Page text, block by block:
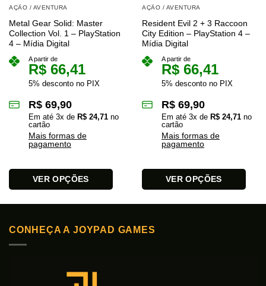
AÇÃO / AVENTURA
Metal Gear Solid: Master
Collection Vol. 1 – PlayStation
4 – Mídia Digital
A partir de
R$ 66,41
5% desconto no PIX
R$ 69,90
Em até 3x de R$ 24,71 no
cartão
Mais formas de
pagamento
VER OPÇÕES
várias
variantes.
AÇÃO / AVENTURA
Resident Evil 2 + 3 Raccoon
City Edition – PlayStation 4 –
Mídia Digital
A partir de
R$ 66,41
5% desconto no PIX
R$ 69,90
Em até 3x de R$ 24,71 no
cartão
Mais formas de
pagamento
VER OPÇÕES
várias
CONHEÇA A JOYPAD GAMES